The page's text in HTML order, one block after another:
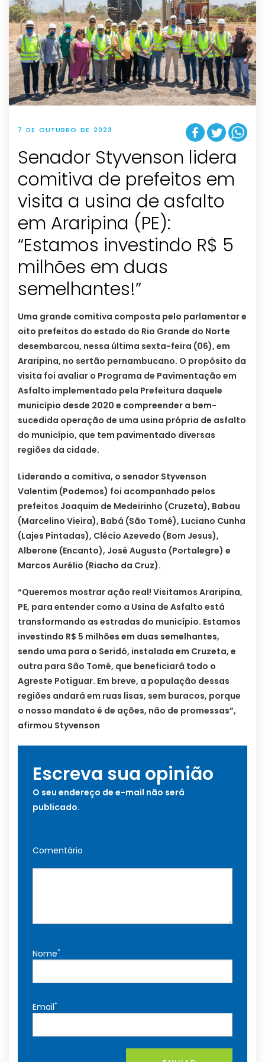
7 DE OUTUBRO DE 2023
Senador Styvenson lidera
comitiva de prefeitos em
visita a usina de asfalto
em Araripina (PE):
“Estamos investindo R$ 5
milhões em duas
semelhantes!”
Uma grande comitiva composta pelo parlamentar e
oito prefeitos do estado do Rio Grande do Norte
desembarcou, nessa última sexta-feira (06), em
Araripina, no sertão pernambucano. O propósito da
visita foi avaliar o Programa de Pavimentação em
Asfalto implementado pela Prefeitura daquele
município desde 2020 e compreender a bem-
sucedida operação de uma usina própria de asfalto
do município, que tem pavimentado diversas
regiões da cidade.
Liderando a comitiva, o senador Styvenson
Valentim (Podemos) foi acompanhado pelos
prefeitos Joaquim de Medeirinho (Cruzeta), Babau
(Marcelino Vieira), Babá (São Tomé), Luciano Cunha
(Lajes Pintadas), Clécio Azevedo (Bom Jesus),
Alberone (Encanto), José Augusto (Portalegre) e
Marcos Aurélio (Riacho da Cruz).
“Queremos mostrar ação real! Visitamos Araripina,
PE, para entender como a Usina de Asfalto está
transformando as estradas do município. Estamos
investindo R$ 5 milhões em duas semelhantes,
sendo uma para o Seridó, instalada em Cruzeta, e
outra para São Tomé, que beneficiará todo o
Agreste Potiguar. Em breve, a população dessas
regiões andará em ruas lisas, sem buracos, porque
o nosso mandato é de ações, não de promessas”,
afirmou Styvenson
Escreva sua opinião
O seu endereço de e-mail não será
publicado.
Comentário
Nome*
Email*